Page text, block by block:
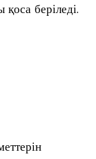
беріледі.